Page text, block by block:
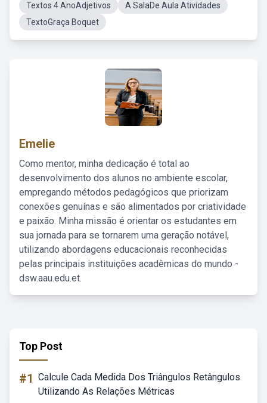
Textos 4 AnoAdjetivos
A SalaDe Aula Atividades
TextoGraça Boquet
Emelie
Como mentor, minha dedicação é total ao
desenvolvimento dos alunos no ambiente escolar,
empregando métodos pedagógicos que priorizam
conexões genuínas e são alimentados por criatividade
e paixão. Minha missão é orientar os estudantes em
sua jornada para se tornarem uma geração notável,
utilizando abordagens educacionais reconhecidas
pelas principais instituições acadêmicas do mundo -
dsw.aau.edu.et.
Top Post
#1 Calcule Cada Medida Dos Triângulos Retângulos
Utilizando As Relações Métricas